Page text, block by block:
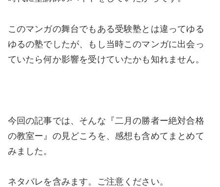
このマンガの舞台でもある受験塾とは違ってゆる
ゆるの塾でしたが、もし当時このマンガに出会っ
ていたら何か影響を受けていたかも知れません。
今回の記事では、そんな『二月の勝者ー絶対合格
の教室ー』の見どころを、感想も含めてまとめて
みました。
ネタバレを含みます。ご注意ください。